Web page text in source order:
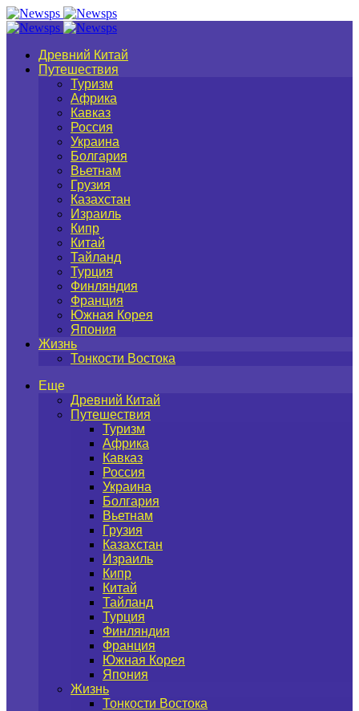
Древний Китай
Путешествия
Туризм
Африка
Кавказ
Россия
Украина
Болгария
Вьетнам
Грузия
Казахстан
Израиль
Кипр
Китай
Тайланд
Турция
Финляндия
Франция
Южная Корея
Япония
Жизнь
Тонкости Востока
Еще
Древний Китай
Путешествия
Туризм
Африка
Кавказ
Россия
Украина
Болгария
Вьетнам
Грузия
Казахстан
Израиль
Кипр
Китай
Тайланд
Турция
Финляндия
Франция
Южная Корея
Япония
Жизнь
Тонкости Востока